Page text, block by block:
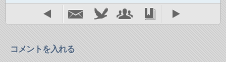
コメントを入れる